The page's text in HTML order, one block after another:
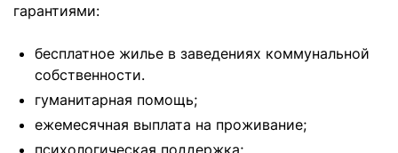
гарантиями:
бесплатное жилье в заведениях коммунальной
собственности.
гуманитарная помощь;
ежемесячная выплата на проживание;